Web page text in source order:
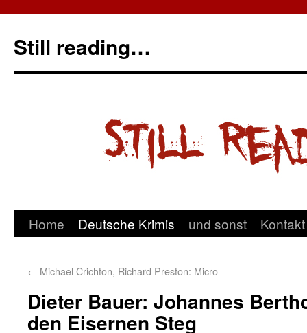
Still reading…
Home Deutsche Krimis und sonst Kontakt
← Michael Crichton, Richard Preston: Micro
Dieter Bauer: Johannes
den Eisernen Steg